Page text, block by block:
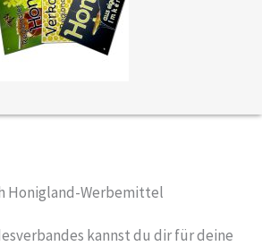
Honigland-Werbe­mittel
kannst du dir für deine